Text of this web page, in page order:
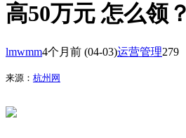
高50万元 怎么领
lmwmm4个月前 (04-03)运营管理279
来源： 杭州网